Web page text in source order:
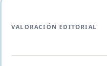
VALORACIÓN EDITORIAL